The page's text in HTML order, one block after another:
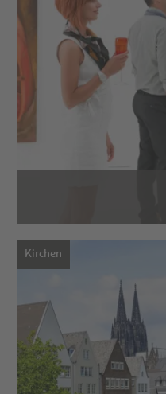
Kirchen